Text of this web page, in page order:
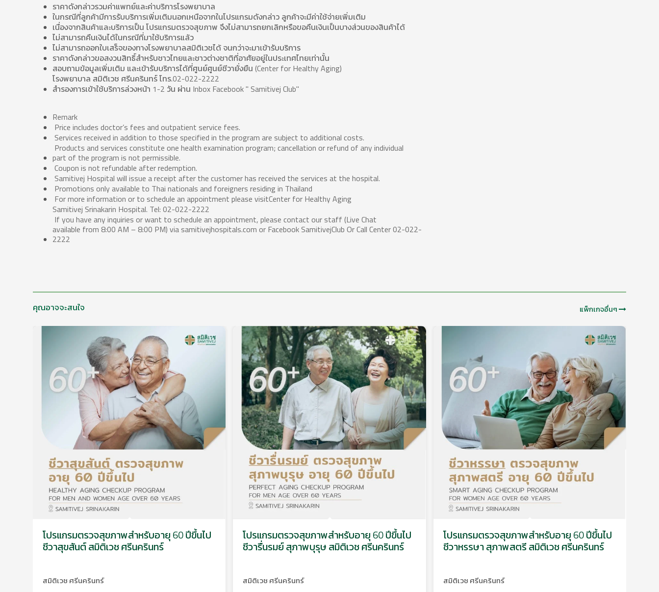
ราคาดังกล่าวรวมค่าแพทย์และค่าบริการโรงพยาบาล
ในกรณีที่ลูกค้ามีการรับบริการเพิ่มเติมนอกเหนือจากในโปรแกรมดังกล่าว ลูกค้าจะมีค่าใช้จ่ายเพิ่มเติม
เนื่องจากสินค้าและบริการเป็น โปรแกรมตรวจสุขภาพ จึงไม่สามารถยกเลิกหรือขอคืนเงินเป็นบางส่วนของสินค้าได้
ไม่สามารถคืนเงินได้ในกรณีที่มาใช้บริการแล้ว
ไม่สามารถออกใบเสร็จของทางโรงพยาบาลสมิติเวชได้ จนกว่าจะมาเข้ารับบริการ
ราคาดังกล่าวขอสงวนสิทธิ์สำหรับชาวไทยและชาวต่างชาติที่อาศัยอยู่ในประเทศไทยเท่านั้น
สอบถามข้อมูลเพิ่มเติม และเข้ารับบริการได้ที่ศูนย์ศูนย์ชีวายั่งยืน (Center for Healthy Aging)
โรงพยาบาล สมิติเวช ศรีนครินทร์ โทร.02-022-2222
สำรองการเข้าใช้บริการล่วงหน้า 1-2 วัน ผ่าน Inbox Facebook " Samitivej Club"
Remark
Price includes doctor’s fees and outpatient service fees.
Services received in addition to those specified in the program are subject to additional costs.
Products and services constitute one health examination program; cancellation or refund of any individual
part of the program is not permissible.
Coupon is not refundable after redemption.
Samitivej Hospital will issue a receipt after the customer has received the services at the hospital.
Promotions only available to Thai nationals and foreigners residing in Thailand
For more information or to schedule an appointment please visitCenter for Healthy Aging
Samitivej Srinakarin Hospital. Tel: 02-022-2222
If you have any inquiries or want to schedule an appointment, please contact our staff (Live Chat
available from 8:00 AM – 8:00 PM) via samitivejhospitals.com or Facebook SamitivejClub Or Call Center 02-022-
2222
คุณอาจจะสนใจ แพ็กเกจอื่นๆ
โปรแกรมตรวจสุขภาพสำหรับอายุ 60 ปีขึ้นไป
ชีวาสุขสันต์ สมิติเวช ศรีนครินทร์
สมิติเวช ศรีนครินทร์
โปรแกรมตรวจสุขภาพสำหรับอายุ 60 ปีขึ้นไป
ชีวารื่นรมย์ สุภาพบุรุษ สมิติเวช ศรีนครินทร์
สมิติเวช ศรีนครินทร์
โปรแกรมตรวจสุขภาพสำหรับอายุ 60 ปีขึ้นไป
ชีวาหรรษา สุภาพสตรี สมิติเวช ศรีนครินทร์
สมิติเวช ศรีนครินทร์